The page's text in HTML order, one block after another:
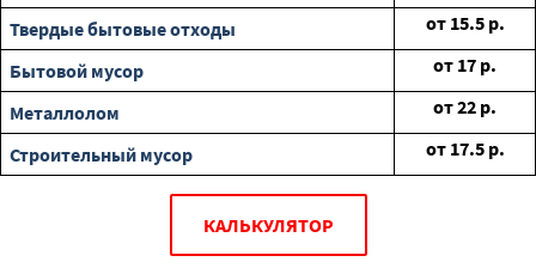
Твердые бытовые отходы
от 15.5 р.
Бытовой мусор
от 17 р.
Металлолом
от22 р.
Строительный мусор
от 17.5 р.
КАЛЬКУЛЯТОР